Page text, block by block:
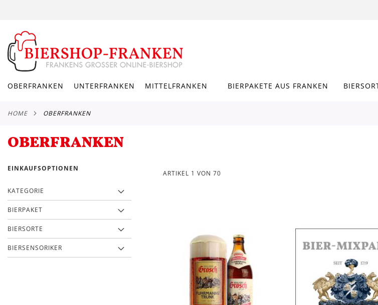
INHALT
OBERFRANKEN UNTERFRANKEN MITTELFRANKEN BIERPAKETE AUS FRANKEN
HOME OBERFRANKEN
OBERFRANKEN
ARTIKEL 1 VON70
EINKAUFSOPTIONEN
KATEGORIE
BIERPAKET
BIERSORTE
BIERSENSORIKER